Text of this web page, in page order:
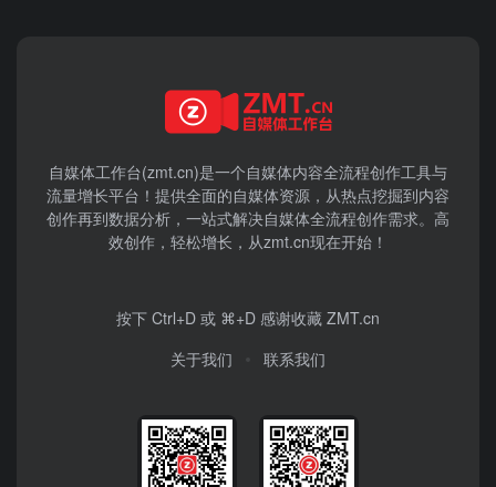
自媒体工作台(zmt.cn)是一个自媒体内容全流程创作工具与
流量增长平台！提供全面的自媒体资源，从热点挖掘到内容
创作再到数据分析，一站式解决自媒体全流程创作需求。高
效创作，轻松增长，从zmt.cn现在开始！
按下 Ctrl+D 或 ⌘+D 感谢收藏 ZMT.cn
关于我们
联系我们